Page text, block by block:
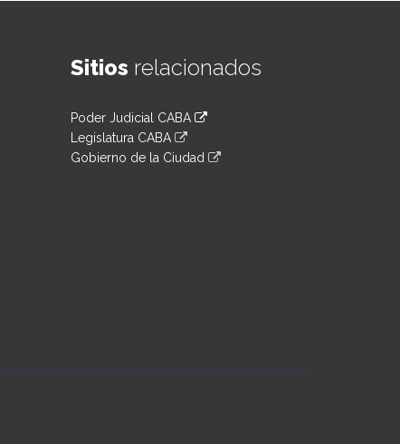
Sitios relacionados
Poder Judicial CABA
Legislatura CABA
Gobierno de la Ciudad